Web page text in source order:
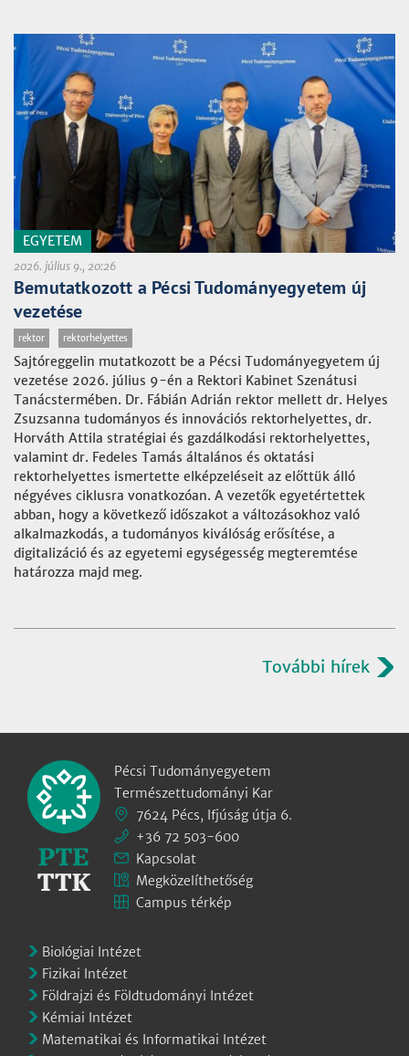
EGYETEM
2026. július 9., 20:26
Bemutatkozott a Pécsi Tudományegyetem új
vezetése
rektor rektorhelyettes
Sajtóreggelin mutatkozott be a Pécsi Tudományegyetem új
vezetése 2026. július 9-én a Rektori Kabinet Szenátusi
Tanácstermében. Dr. Fábián Adrián rektor mellett dr. Helyes
Zsuzsanna tudományos és innovációs rektorhelyettes, dr.
Horváth Attila stratégiai és gazdálkodási rektorhelyettes,
valamint dr. Fedeles Tamás általános és oktatási
rektorhelyettes ismertette elképzeléseit az előttük álló
négyéves ciklusra vonatkozóan. A vezetők egyetértettek
abban, hogy a következő időszakot a változásokhoz való
alkalmazkodás, a tudományos kiválóság erősítése, a
digitalizáció és az egyetemi egységesség megteremtése
határozza majd meg.
További hírek
Pécsi Tudományegyetem
Természettudományi Kar
7624 Pécs, Ifjúság útja 6.
+36 72 503-600
Kapcsolat
Megközelíthetőség
Campus térkép
Biológiai Intézet
Fizikai Intézet
Földrajzi és Földtudományi Intézet
Kémiai Intézet
Matematikai és Informatikai Intézet